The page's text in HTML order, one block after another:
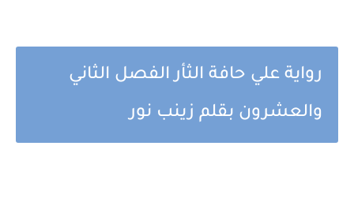
رواية علي حافة الثأر الفصل الثاني
والعشرون بقلم زينب نور